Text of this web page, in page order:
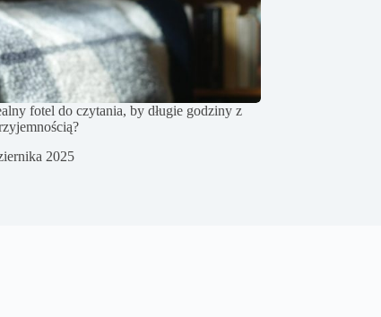
fotel do czytania, by długie godziny z
2025